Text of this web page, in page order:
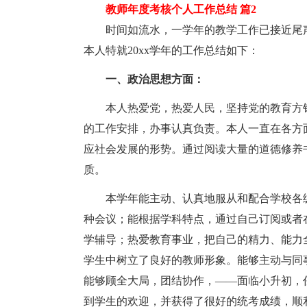
教师年度考核个人工作总结 篇2
时间如流水，一学年的教学工作已接近尾
本人特就20xx学年的工作总结如下：
一、政治思想方面：
本人热爱党，热爱人民，坚持党的教育方
的工作安排，办事认真负责。本人一直在各
应社会发展的形势。通过阅读大量的道德修
质。
本学年能主动、认真地服从和配合学校各
种会议；能根据学科特点，通过自己订阅或
学辅导；热爱教育事业，把自己的精力、能
学生中树立了良好的教师形象。能够主动与
能够顾全大局，团结协作，——面临小升初，
到学生的欢迎，并获得了很好的统考成绩，顺